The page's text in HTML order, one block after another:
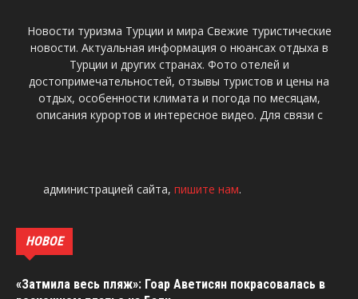
Новости туризма Турции и мира Свежие туристические
новости. Актуальная информация о нюансах отдыха в
Турции и других странах. Фото отелей и
достопримечательностей, отзывы туристов и цены на
отдых, особенности климата и погода по месяцам,
описания курортов и интересное видео. Для связи с
администрацией сайта, пишите нам.
НОВОЕ
«Затмила весь пляж»: Гоар Аветисян покрасовалась в